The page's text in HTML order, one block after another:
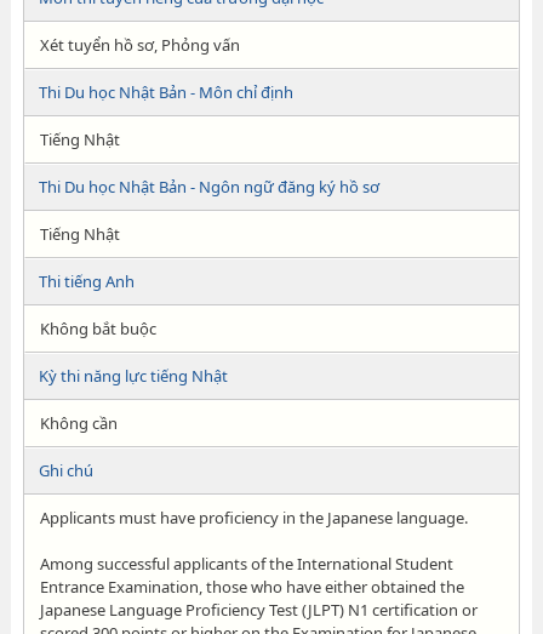
Xét tuyển hồ sơ, Phỏng vấn
Thi Du học Nhật Bản - Môn chỉ định
Tiếng Nhật
Thi Du học Nhật Bản - Ngôn ngữ đăng ký hồ sơ
Tiếng Nhật
Thi tiếng Anh
Không bắt buộc
Kỳ thi năng lực tiếng Nhật
Không cần
Ghi chú
Applicants must have proficiency in the Japanese language.
Among successful applicants of the International Student
Entrance Examination, those who have either obtained the
Japanese Language Proficiency Test (JLPT) N1 certification or